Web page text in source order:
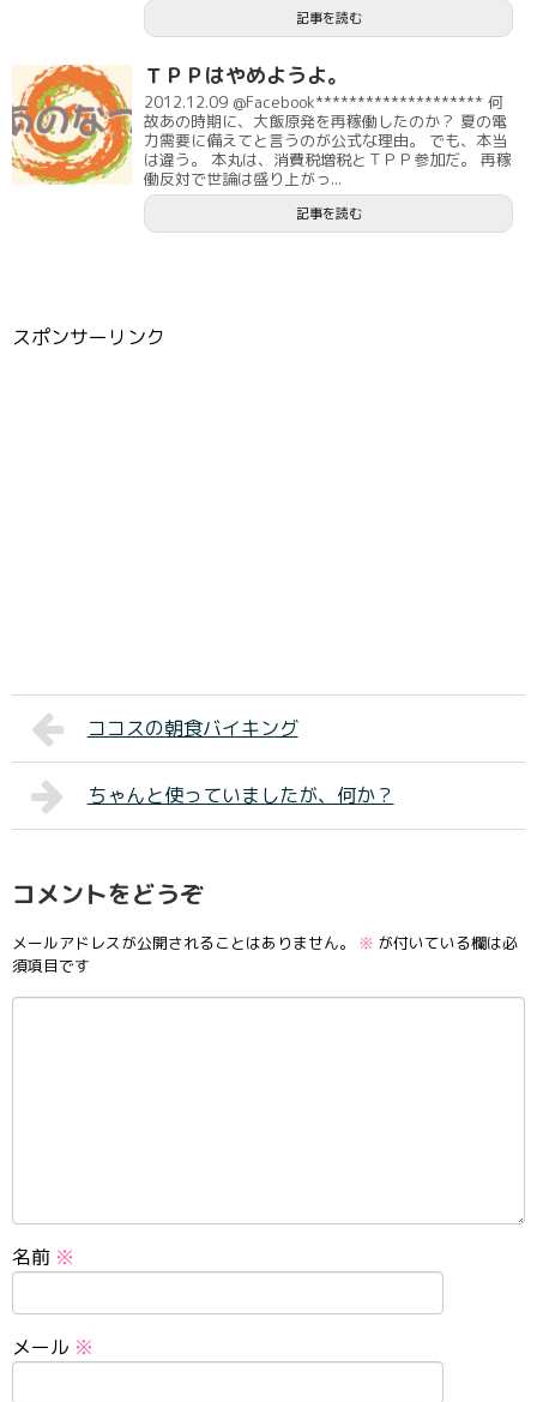
記事を読む
ＴＰＰはやめようよ。
2012.12.09 @Facebook******************** 何
故あの時期に、大飯原発を再稼働したのか？ 夏の電
力需要に備えてと言うのが公式な理由。 でも、本当
は違う。 本丸は、消費税増税とＴＰＰ参加だ。 再稼
働反対で世論は盛り上がっ...
記事を読む
スポンサーリンク
ココスの朝食バイキング
ちゃんと使っていましたが、何か？
コメントをどうぞ
メールアドレスが公開されることはありません。 ※ が付いている欄は必
須項目です
名前 ※
メール ※